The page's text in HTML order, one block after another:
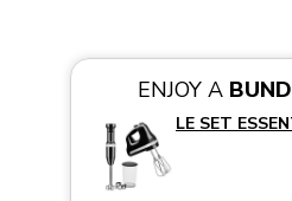
ENJOY A
LE SET